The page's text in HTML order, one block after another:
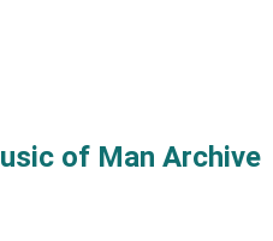
of Man Archive